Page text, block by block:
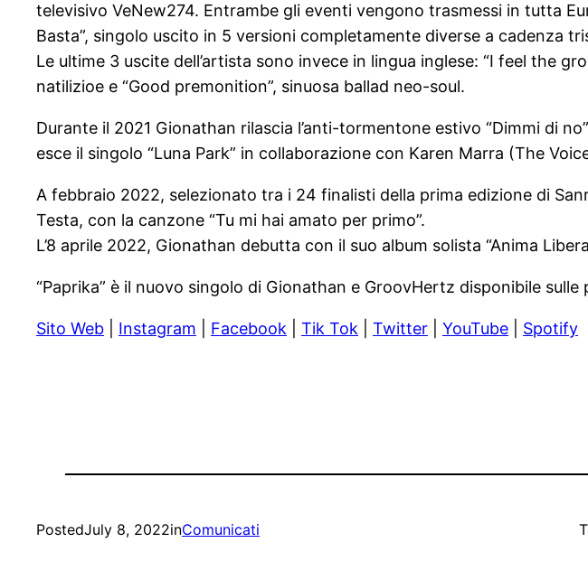
televisivo VeNew274. Entrambe gli eventi vengono trasmessi in tutta
Basta”, singolo uscito in 5 versioni completamente diverse a cadenza
Le ultime 3 uscite dell’artista sono invece in lingua inglese: “I feel the
natilizioe e “Good premonition”, sinuosa ballad neo-soul.
Durante il 2021 Gionathan rilascia l’anti-tormentone estivo “Dimmi di
esce il singolo “Luna Park” in collaborazione con Karen Marra (The
A febbraio 2022, selezionato tra i 24 finalisti della prima edizione di
Testa, con la canzone “Tu mi hai amato per primo”.
L’8 aprile 2022, Gionathan debutta con il suo album solista “Anima
“Paprika” è il nuovo singolo di Gionathan e GroovHertz disponibile
Sito Web Instagram Facebook Tik Tok Twitter YouTube Spotify
PostedJuly 8, 2022inComunicati